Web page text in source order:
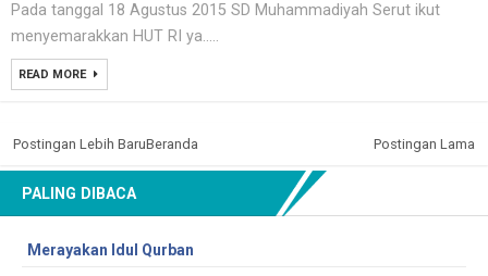
Pada tanggal 18 Agustus 2015 SD Muhammadiyah Serut ikut
menyemarakkan HUT RI ya.....
READ MORE
Postingan Lebih Baru Postingan Lama
Beranda
PALING DIBACA
Merayakan Idul Qurban